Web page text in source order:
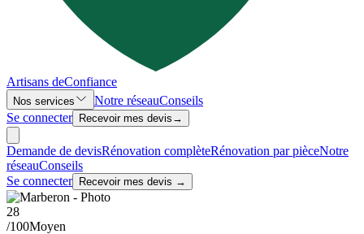
Artisans deConfiance
Nos services Notre réseauConseils
Se connecter
Recevoir mes devis →
Demande de devisRénovation complèteRénovation par pièceNotre
réseauConseils
Se connecter
Recevoir mes devis →
28
/100Moyen